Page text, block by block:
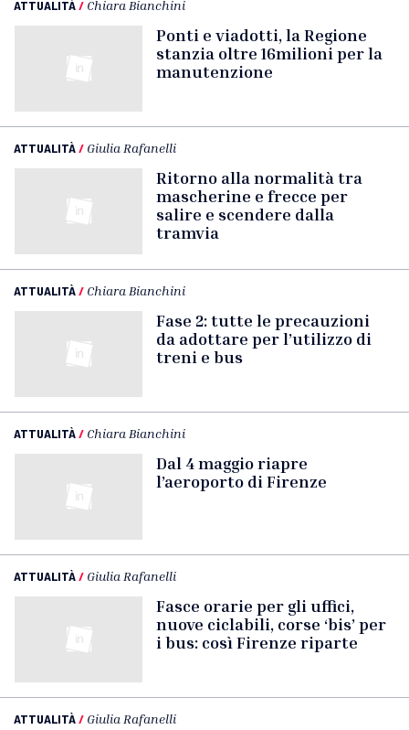
ATTUALITÀ/ Chiara Bianchini
Ponti e viadotti, la Regione
stanzia oltre 16milioni per la
manutenzione
ATTUALITÀ/ Giulia Rafanelli
Ritorno alla normalità tra
mascherine e frecce per
salire e scendere dalla
tramvia
ATTUALITÀ/ Chiara Bianchini
Fase 2: tutte le precauzioni
da adottare per l’utilizzo di
treni e bus
ATTUALITÀ/ Chiara Bianchini
Dal 4 maggio riapre
l’aeroporto di Firenze
ATTUALITÀ/ Giulia Rafanelli
Fasce orarie per gli uffici,
nuove ciclabili, corse ‘bis’ per
i bus: così Firenze riparte
ATTUALITÀ/ Giulia Rafanelli